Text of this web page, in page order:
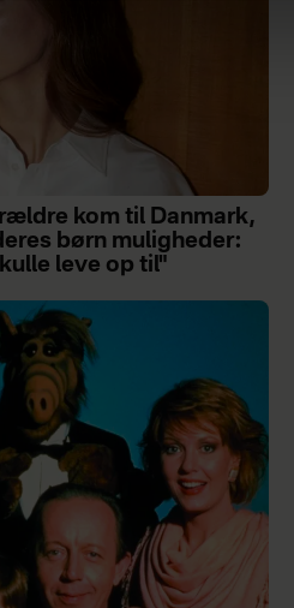
kom til Danmark,
børn muligheder:
leve op til"